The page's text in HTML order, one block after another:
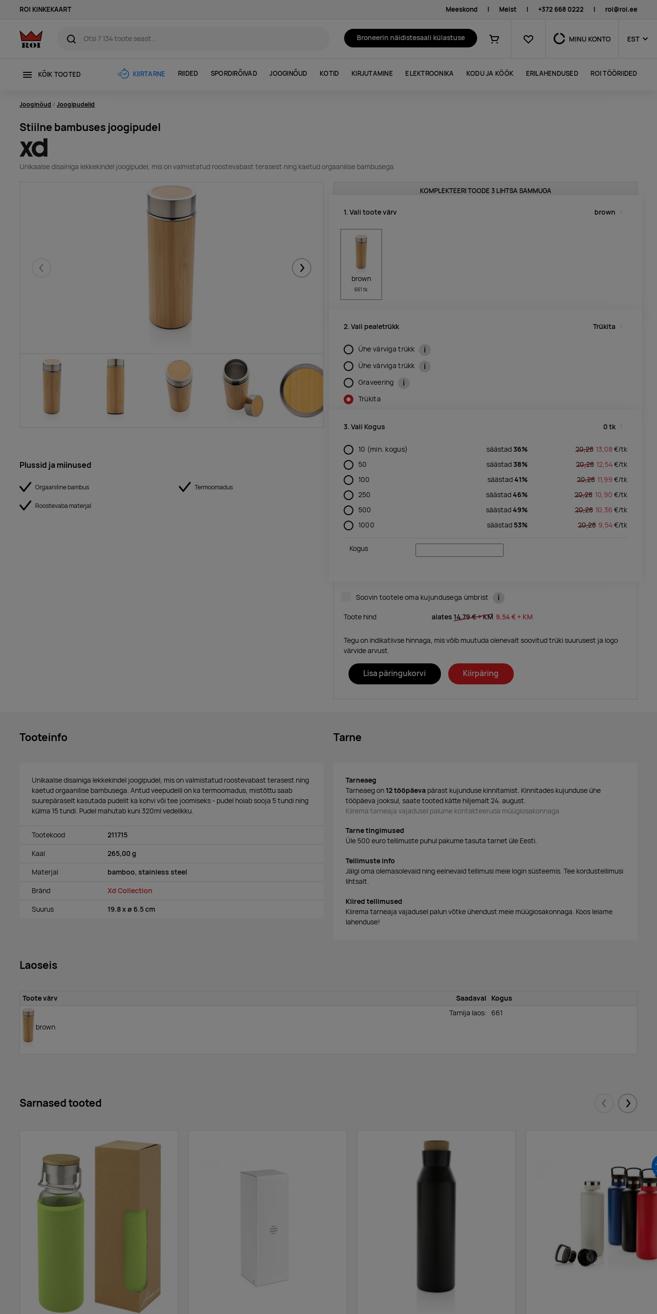
ROI KINKEKAART Meeskond | Meist | +372 668 0222 | roi@roi.ee
Broneerin näidistesaali külastuse
Ostukorv
Lemmikud MINU KONTO EST
KÕIK TOOTED KIIRTARNE RIIDED SPORDIRÕIVAD JOOGINÕUD KOTID KIRJUTAMINE ELEKTROONIKA KODU JA KÖÖK ERILAHENDUSED ROI TÖÖRIIDED
Jooginõud Joogipudelid
Stiilne bambuses joogipudel
Unikaalse disainiga lekkekindel joogipudel, mis on valmistatud roostevabast terasest ning kaetud orgaanilise bambusega.
Eelmised Järgmised
Plussid ja miinused
Orgaaniline bambus Termoomadus
Roostevaba materjal
KOMPLEKTEERI TOODE 3 LIHTSA SAMMUGA
1. Vali toote värv brown
brown
661 tk
2. Vali pealetrükk Trükita
Ühe värviga trükk i
Ühe värviga trükk i
Graveering i
Trükita
3. Vali Kogus 0 tk
10 (min. kogus) säästad 36% 20,28 13,08 €/tk
50
säästad 38% 20,28 12,54€/tk
100
säästad41% 20,28 11,99 €/tk
250
säästad46% 20,28 10,90 €/tk
500
säästad49% 20,28 10,36 €/tk
1000
säästad 53% 20,28 9,54€/tk
Kogus
Soovin tootele oma kujundusega ümbrist i
Toote hind alates 14,79 €+ KM 9,54 € + KM
Tegu on indikatiivse hinnaga, mis võib muutuda olenevalt soovitud trüki suurusest ja logo
värvide arvust.
Lisa päringukorvi Kiirpäring
Tooteinfo
Unikaalse disainiga lekkekindel joogipudel, mis on valmistatud roostevabast terasest ning
kaetud orgaanilise bambusega. Antud veepudelil on ka termoomadus, mistõttu saab
suurepäraselt kasutada pudelit ka kohvi või tee joomiseks - pudel hoiab sooja 5 tundi ning
külma 15 tundi. Pudel mahutab kuni 320ml vedelikku.
Tootekood 211715
Kaal 265,00 g
Materjal bamboo, stainless steel
Bränd Xd Collection
Suurus 19.8 x ø 6.5 cm
Tarne
Tarneaeg
Tarneaeg on 12 tööpäeva pärast kujunduse kinnitamist. Kinnitades kujunduse ühe
tööpäeva jooksul, saate tooted kätte hiljemalt 24. august.
Kiirema tarneaja vajadusel palume kontakteeruda müügiosakonnaga.
Tarne tingimused
Üle 500 euro tellimuste puhul pakume tasuta tarnet üle Eesti.
Tellimuste info
Jälgi oma olemasolevaid ning eelnevaid tellimusi meie login süsteemis. Tee kordustellimusi
lihtsalt.
Kiired tellimused
Kiirema tarneaja vajadusel palun võtke ühendust meie müügiosakonnaga. Koos leiame
lahenduse!
Laoseis
Toote värv Saadaval Kogus
brown
Tarnija laos: 661
Sarnased tooted Eelmised